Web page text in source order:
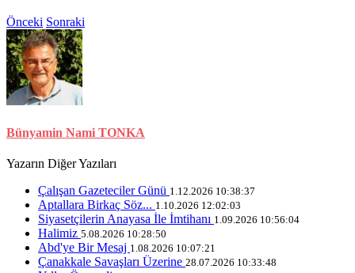
Önceki Sonraki
Bünyamin Nami TONKA
Yazarın Diğer Yazıları
Çalışan Gazeteciler Günü 1.12.2026 10:38:37
Aptallara Birkaç Söz... 1.10.2026 12:02:03
Siyasetçilerin Anayasa İle İmtihanı 1.09.2026 10:56:04
Halimiz 5.08.2026 10:28:50
Abd'ye Bir Mesaj 1.08.2026 10:07:21
Çanakkale Savaşları Üzerine 28.07.2026 10:33:48